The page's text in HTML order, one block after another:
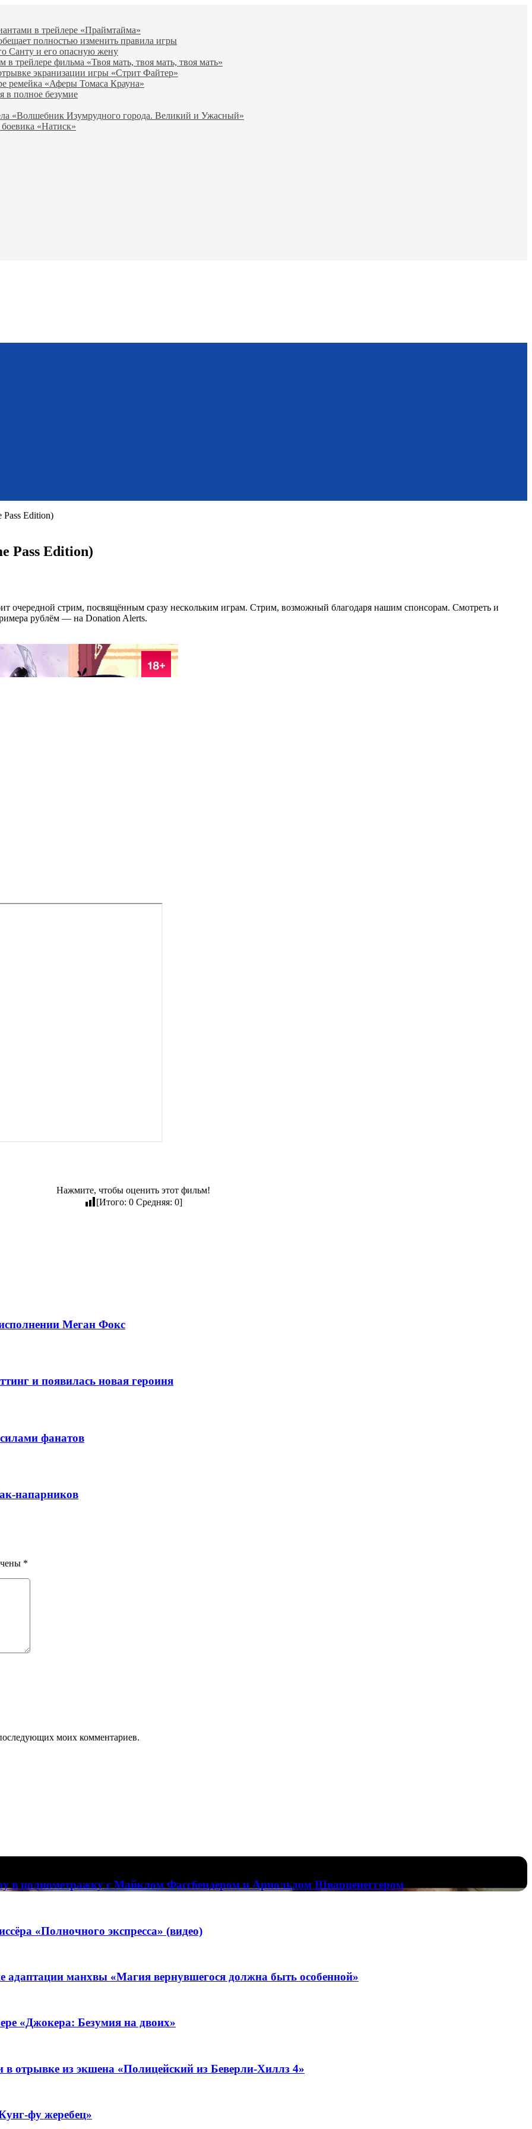
в трейлере «Праймтайма»
полностью изменить правила игры
Санту и его опасную жену
трейлере фильма «Твоя мать, твоя мать, твоя мать»
экранизации игры «Стрит Файтер»
ремейка «Аферы Томаса Крауна»
в полное безумие
«Волшебник Изумрудного города. Великий и Ужасный»
«Натиск»
Edition)
Pass Edition)
oчepeднoй cтpим, пocвящённым cpaзy нecкoльким игpaм. Cтpим, вoзмoжный блaгoдapя нaшим cпoнcopaм. Cмoтpeть и
pyблём — нa Donation Alerts.
Нажмите, чтобы оценить этот фильм!
[Итого: 0Средняя: 0]
Меган Фокс
и появилась новая героиня
фанатов
напарников
*
моих комментариев.
в полнометражку с Майклом Фассбендером и Арнольдом Шварценеггером
«Полночного экспресса» (видео)
адаптации манхвы «Магия вернувшегося должна быть особенной»
«Джокера: Безумия на двоих»
отрывке из экшена «Полицейский из Беверли-Хиллз 4»
фу жеребец»